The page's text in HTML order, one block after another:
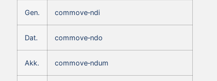
Gen. commove‑ndi
Dat. commove‑ndo
Akk. commove‑ndum